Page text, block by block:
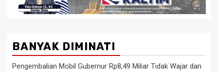
BANYAK DIMINATI
Pengembalian Mobil Gubernur Rp8,49 Miliar Tidak Wajar dan